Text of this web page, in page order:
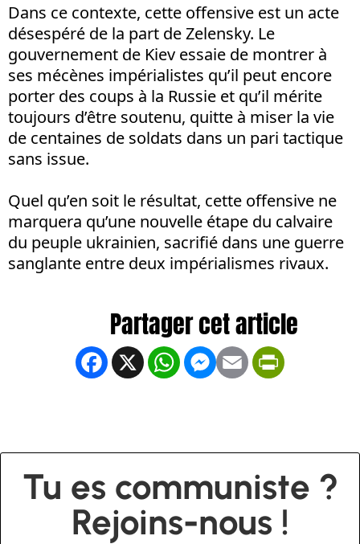
Dans ce contexte, cette offensive est un acte
désespéré de la part de Zelensky. Le
gouvernement de Kiev essaie de montrer à
ses mécènes impérialistes qu’il peut encore
porter des coups à la Russie et qu’il mérite
toujours d’être soutenu, quitte à miser la vie
de centaines de soldats dans un pari tactique
sans issue.
Quel qu’en soit le résultat, cette offensive ne
marquera qu’une nouvelle étape du calvaire
du peuple ukrainien, sacrifié dans une guerre
sanglante entre deux impérialismes rivaux.
Facebook
X WhatsApp
Messenger
Email
Tu es communiste ?
Rejoins-nous !